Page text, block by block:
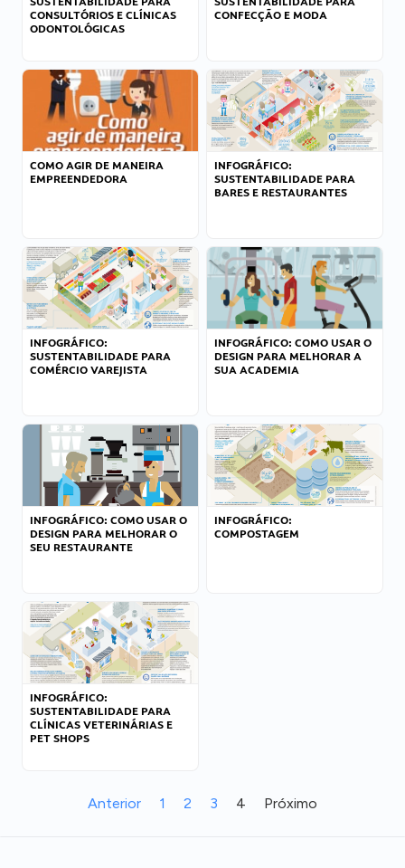
CONSULTÓRIOS E CLÍNICAS
ODONTOLÓGICAS
CONFECÇÃO E MODA
COMO AGIR DE MANEIRA
EMPREENDEDORA
INFOGRÁFICO:
SUSTENTABILIDADE PARA
BARES E RESTAURANTES
INFOGRÁFICO:
SUSTENTABILIDADE PARA
COMÉRCIO VAREJISTA
INFOGRÁFICO: COMO USAR O
DESIGN PARA MELHORAR A
SUA ACADEMIA
INFOGRÁFICO: COMO USAR O
DESIGN PARA MELHORAR O
SEU RESTAURANTE
INFOGRÁFICO:
COMPOSTAGEM
INFOGRÁFICO:
SUSTENTABILIDADE PARA
CLÍNICAS VETERINÁRIAS E
PET SHOPS
Anterior 1 2 3 4 Próximo